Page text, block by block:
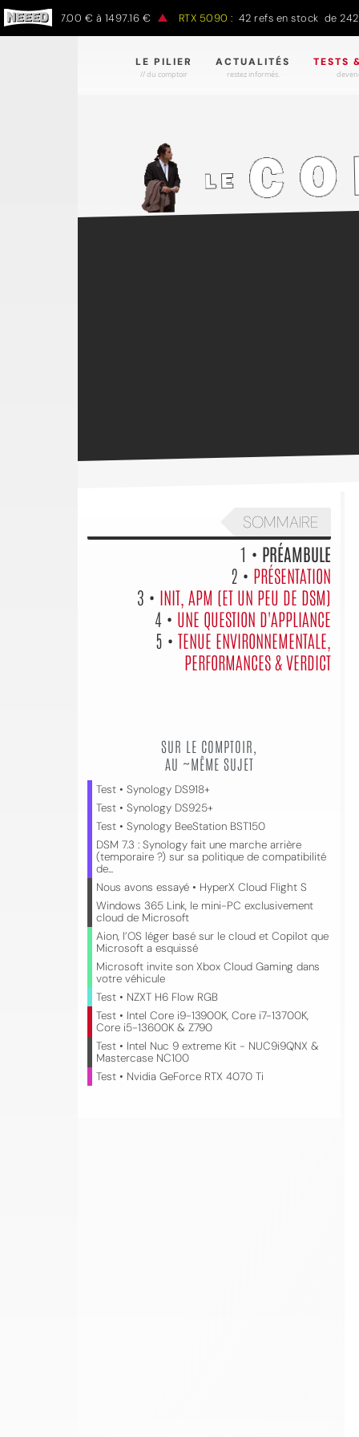
de 797.00 € à 1497.16 € RTX 5090 : 42 refs en stock de
LE PILIER
// du comptoir
ACTUALITÉS
restez informés.
TESTS
SOMMAIRE
1 • PRÉAMBULE
2 • PRÉSENTATION
3 • INIT, APM (ET UN PEU DE DSM)
4 • UNE QUESTION D'APPLIANCE
5 • TENUE ENVIRONNEMENTALE,
PERFORMANCES & VERDICT
SUR LE COMPTOIR,
AU ~MÊME SUJET
Test • Synology DS918+
Test • Synology DS925+
Test • Synology BeeStation BST150
DSM 7.3 : Synology fait une marche arrière
(temporaire ?) sur sa politique de compatibilité
de...
Nous avons essayé • HyperX Cloud Flight S
Windows 365 Link, le mini-PC exclusivement
cloud de Microsoft
Aion, l’OS léger basé sur le cloud et Copilot que
Microsoft a esquissé
Microsoft invite son Xbox Cloud Gaming dans
votre véhicule
Test • NZXT H6 Flow RGB
Test • Intel Core i9-13900K, Core i7-13700K,
Core i5-13600K & Z790
Test • Intel Nuc 9 extreme Kit - NUC9i9QNX &
Mastercase NC100
Test • Nvidia GeForce RTX 4070 Ti